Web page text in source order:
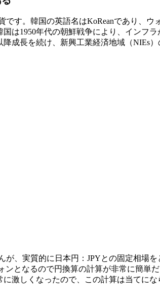
です。韓国の英語名はKoReanであり、ウ
は1950年代の朝鮮戦争により、インフ
成長を続け、新興工業経済地域（NIEs
、実質的に日本円：JPYとの固定相場
ンとなるので円換算の計算が非常に簡
激しくなったので、この計算は当てにな